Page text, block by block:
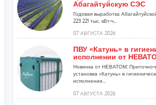
Абагайтуйскую СЭС
Годовая выработка
223 221 тыс. кВт-ч...
07 АВГУСТА 2026
ПВУ «Катунь» в
исполнении от
Новинка от НЕВАТОМ: Приточно-
установка «Катунь» в
исполнении...
07 АВГУСТА 2026